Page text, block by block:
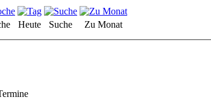
Heute Suche
Zu Monat